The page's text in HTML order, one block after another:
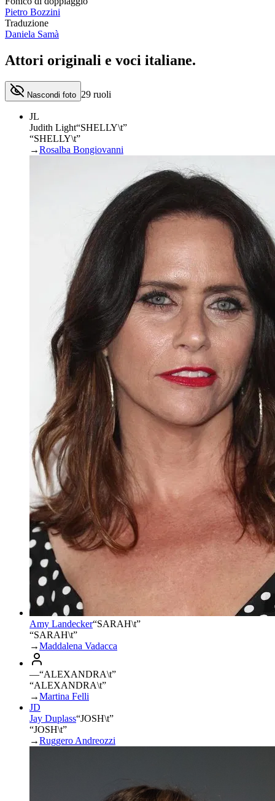
Pietro Bozzini
Traduzione
Daniela Samà
Attori originali e voci italiane.
Nascondi foto 29 ruoli
JL
Judith Light“SHELLY\t”
“SHELLY\t”
→Rosalba Bongiovanni
Amy Landecker“SARAH\t”
“SARAH\t”
→Maddalena Vadacca
—“ALEXANDRA\t”
“ALEXANDRA\t”
→Martina Felli
JD
Jay Duplass“JOSH\t”
“JOSH\t”
→Ruggero Andreozzi